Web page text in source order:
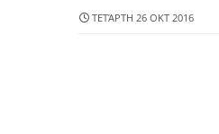
ΤΕΤΆΡΤΗ 26 ΟΚΤ 2016